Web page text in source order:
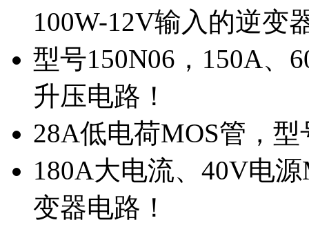
100W-12V输入的逆变
型号150N06，150A、
升压电路！
28A低电荷MOS管，
180A大电流、40V电
变器电路！